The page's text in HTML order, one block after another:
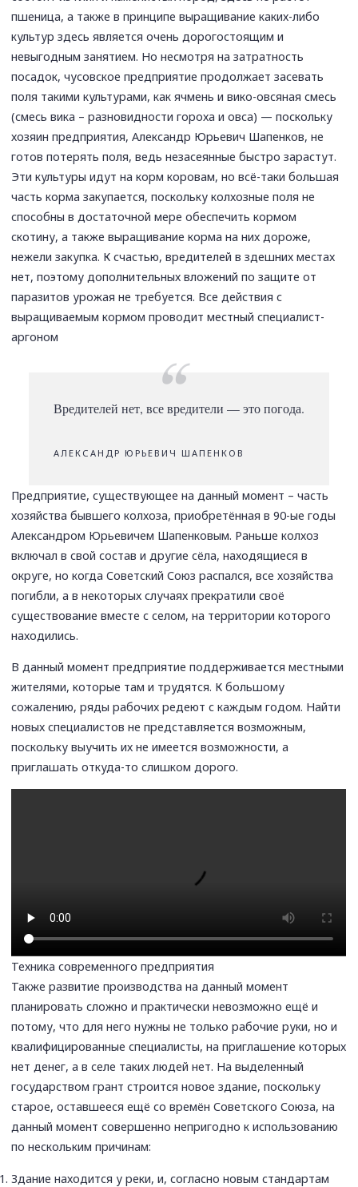
пшеница, а также в принципе выращивание каких-либо
культур здесь является очень дорогостоящим и
невыгодным занятием. Но несмотря на затратность
посадок, чусовское предприятие продолжает засевать
поля такими культурами, как ячмень и вико-овсяная смесь
(смесь вика – разновидности гороха и овса) — поскольку
хозяин предприятия, Александр Юрьевич Шапенков, не
готов потерять поля, ведь незасеянные быстро зарастут.
Эти культуры идут на корм коровам, но всё-таки большая
часть корма закупается, поскольку колхозные поля не
способны в достаточной мере обеспечить кормом
скотину, а также выращивание корма на них дороже,
нежели закупка. К счастью, вредителей в здешних местах
нет, поэтому дополнительных вложений по защите от
паразитов урожая не требуется. Все действия с
выращиваемым кормом проводит местный специалист-
аргоном
Вредителей нет, все вредители — это погода.
АЛЕКСАНДР ЮРЬЕВИЧ ШАПЕНКОВ
Предприятие, существующее на данный момент – часть
хозяйства бывшего колхоза, приобретённая в 90-ые годы
Александром Юрьевичем Шапенковым. Раньше колхоз
включал в свой состав и другие сёла, находящиеся в
округе, но когда Советский Союз распался, все хозяйства
погибли, а в некоторых случаях прекратили своё
существование вместе с селом, на территории которого
находились.
В данный момент предприятие поддерживается местными
жителями, которые там и трудятся. К большому
сожалению, ряды рабочих редеют с каждым годом. Найти
новых специалистов не представляется возможным,
поскольку выучить их не имеется возможности, а
приглашать откуда-то слишком дорого.
Техника современного предприятия
Также развитие производства на данный момент
планировать сложно и практически невозможно ещё и
потому, что для него нужны не только рабочие руки, но и
квалифицированные специалисты, на приглашение которых
нет денег, а в селе таких людей нет. На выделенный
государством грант строится новое здание, поскольку
старое, оставшееся ещё со времён Советского Союза, на
данный момент совершенно непригодно к использованию
по нескольким причинам:
Здание находится у реки, и, согласно новым стандартам